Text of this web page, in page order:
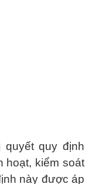
quy định
hoạt, kiểm soát
này được áp